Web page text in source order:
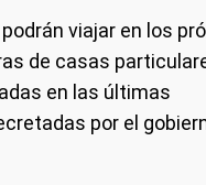
viajar en los
de casas
en las últimas
por el